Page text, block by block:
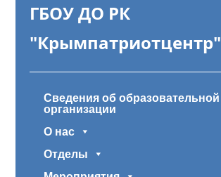
ГБОУ ДО РК
"Крымпатриотцентр"
Сведения об образовательной
организации
О нас
Отделы